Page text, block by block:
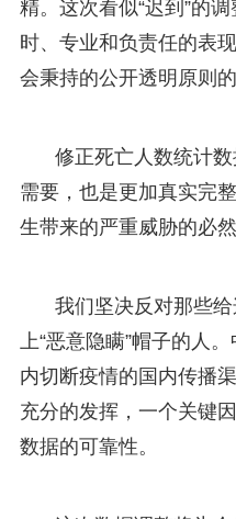
精。这次看似“迟到”的
时、专业和负责任的表
会秉持的公开透明原则的
修正死亡人数统计
需要，也是更加真实完
生带来的严重威胁的必然
我们坚决反对那些
上“恶意隐瞒”帽子的人
内切断疫情的国内传播
充分的发挥，一个关键
数据的可靠性。